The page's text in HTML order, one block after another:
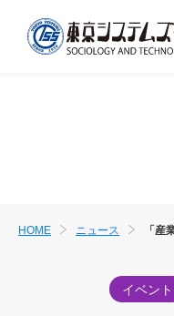
HOME ニュース 「産
イベント